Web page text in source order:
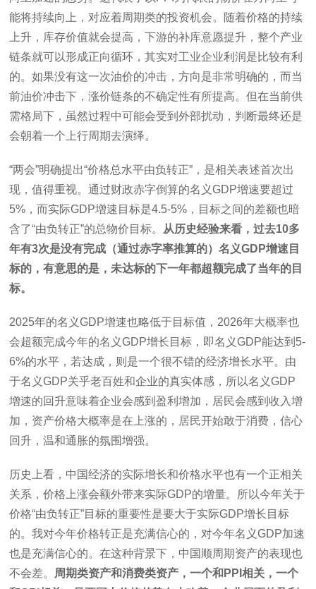
能将持续向上，对应着周期类的投资机会。随着价格的持续
上升，库存价值就会提高，下游的补库意愿提升，整个产业
链条就可以形成正向循环，其实对工业企业利润是比较有利
的。如果没有这一次油价的冲击，方向是非常明确的，而当
前油价冲击下，涨价链条的不确定性有所提高。但在当前供
需格局下，虽然过程中可能会受到外部扰动，判断最终还是
会朝着一个上行周期去演绎。
“两会”明确提出“价格总水平由负转正”，是相关表述首次出
现，值得重视。通过财政赤字倒算的名义GDP增速要超过
5%，而实际GDP增速目标是4.5-5%，目标之间的差额也暗
含了“由负转正”的总物价目标。 从历史经验来看，过去10多
年有3次是没有完成（通过赤字率推算的）名义GDP增速目
标的，有意思的是，未达标的下一年都超额完成了当年的目
标。
2025年的名义GDP增速也略低于目标值，2026年大概率也
会超额完成今年的名义GDP增长目标，即名义GDP能达到5-
6%的水平，若达成，则是一个很不错的经济增长水平。由
于名义GDP关乎老百姓和企业的真实体感，所以名义GDP
增速的回升意味着企业会感到盈利增加，居民会感到收入增
加，资产价格大概率是在上涨的，居民开始敢于消费，信心
回升，温和通胀的氛围增强。
历史上看，中国经济的实际增长和价格水平也有一个正相关
关系，价格上涨会额外带来实际GDP的增量。所以今年关于
价格“由负转正”目标的重要性是要大于实际GDP增长目标
的。我对今年价格转正是充满信心的，对今年名义GDP加速
也是充满信心的。在这种背景下，中国顺周期资产的表现也
不会差。 周期类资产和消费类资产，一个和PPI相关，一个